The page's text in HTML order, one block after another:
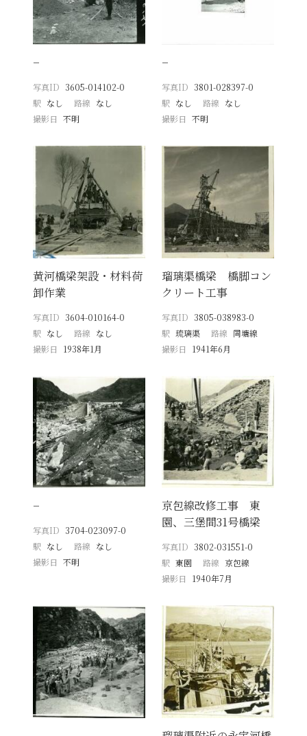
−
写真ID 3605-014102-0
駅 なし 路線 なし
撮影日
不明
−
写真ID 3801-028397-0
駅 なし 路線 なし
撮影日 不明
黄河橋梁架設・材料荷
卸作業
写真ID 3604-010164-0
駅 なし 路線 なし
撮影日
1938年1月
瑠璃渠橋梁 橋脚コン
クリート工事
写真ID 3805-038983-0
駅 琉璃渠 路線 同塘線
撮影日
1941年6月
−
写真ID 3704-023097-0
駅 なし 路線 なし
撮影日
不明
京包線改修工事 東
園、三堡間31号橋梁
写真ID 3802-031551-0
駅 東園 路線 京包線
撮影日
1940年7月